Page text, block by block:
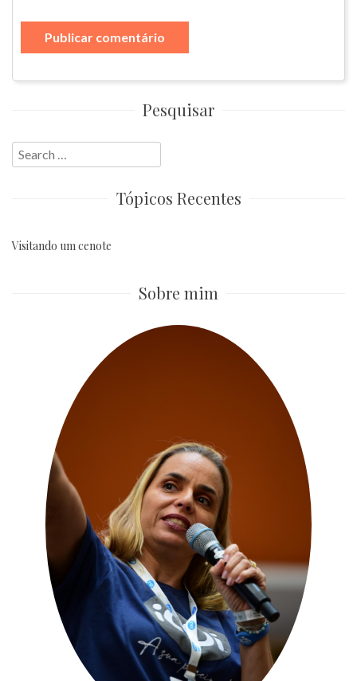
Pesquisar
Search
for:
Tópicos Recentes
Visitando um cenote
Sobre mim